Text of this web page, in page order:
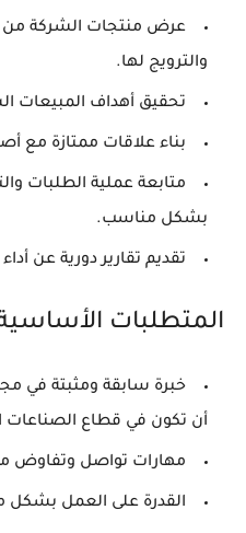
عرض منتجات الشركة من
والترويج لها.
تحقيق أهداف المبيعات
بناء علاقات ممتازة مع
متابعة عملية الطلبات
بشكل مناسب.
تقديم تقارير دورية عن
المتطلبات
خبرة سابقة ومثبتة في
أن تكون في قطاع الصناعات
مهارات تواصل وتفاوض
القدرة على العمل